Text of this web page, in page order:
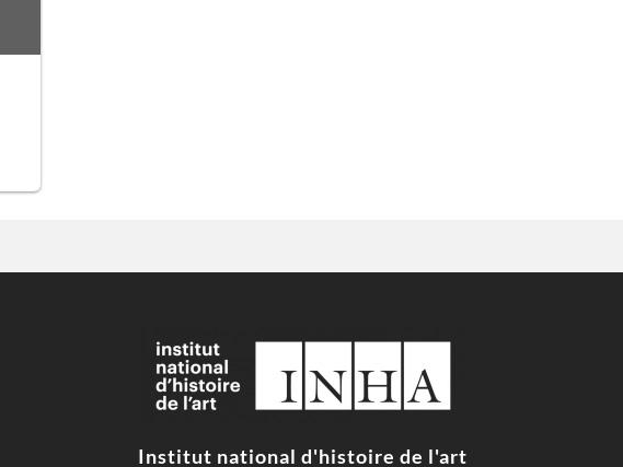
Institut national d'histoire de l'art